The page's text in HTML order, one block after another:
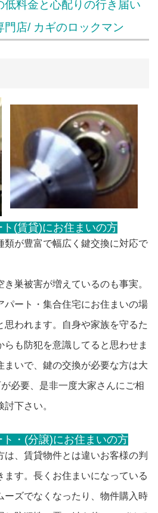
低料金と心配りの行き届い
門店/ カギのロックマン
(賃貸)にお住まいの方
類が豊富で幅広く鍵交換に対応で
巣被害が増えているのも事実。
パート・集合住宅にお住まいの場
思われます。自身や家族を守るた
も防犯を意識してると思わせま
まいで、鍵の交換が必要な方は大
必要、是非一度大家さんにご相
下さい。
・(分譲)にお住まいの方
、賃貸物件とは違いお客様の判
ます。長くお住まいになっている
ーズでなくなったり、物件購入時